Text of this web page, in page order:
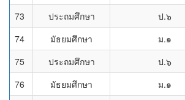
73
ประถมศึกษา ป.๖
74
มัธยมศึกษา ม.๑
75
ประถมศึกษา ป.๖
76
มัธยมศึกษา ม.๑